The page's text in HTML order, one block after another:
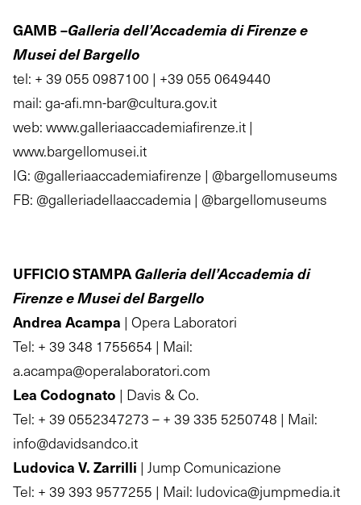
GAMB –Galleria dell’Accademia di Firenze e
Musei del Bargello
tel: + 39 055 0987100 | +39 055 0649440
mail: ga-afi.mn-bar@cultura.gov.it
web: www.galleriaaccademiafirenze.it |
www.bargellomusei.it
IG: @galleriaaccademiafirenze | @bargellomuseums
FB: @galleriadellaaccademia | @bargellomuseums
UFFICIO STAMPA Galleria dell’Accademia di
Firenze e Musei del Bargello
Andrea Acampa | Opera Laboratori
Tel: + 39 348 1755654 | Mail:
a.acampa@operalaboratori.com
Lea Codognato | Davis & Co.
Tel: + 39 0552347273 – + 39 335 5250748 | Mail:
info@davidsandco.it
Ludovica V. Zarrilli | Jump Comunicazione
Tel: + 39 393 9577255 | Mail: ludovica@jumpmedia.it